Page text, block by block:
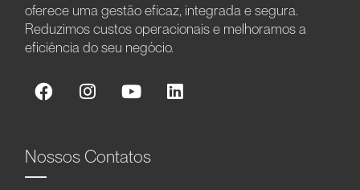
oferece uma gestão eficaz, integrada e segura.
Reduzimos custos operacionais e melhoramos a
eficiência do seu negócio.
Nossos Contatos